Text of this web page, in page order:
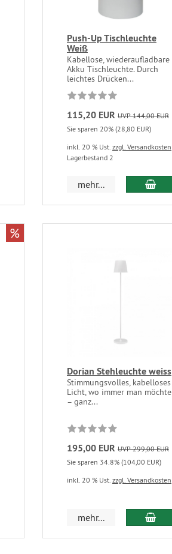
Push-Up Tischleuchte
Weiß
Kabellose, wiederaufladbare
Akku Tischleuchte. Durch
leichtes Drücken...
115,20 EUR UVP 144,00 EUR
Sie sparen 20% (28,80 EUR)
inkl. 20 % Ust. zzgl. Versandkosten
Lagerbestand 2
mehr...
%
Dorian Stehleuchte weiss
Stimmungsvolles, kabelloses
Licht, wo immer man möchte
– ganz...
195,00 EUR UVP 299,00 EUR
Sie sparen 34.8% (104,00 EUR)
inkl. 20 % Ust. zzgl. Versandkosten
mehr...